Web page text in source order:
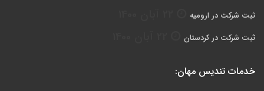
ثبت شرکت در ارومیه
ثبت شرکت در کردستان
خدمات تندیس مهان: